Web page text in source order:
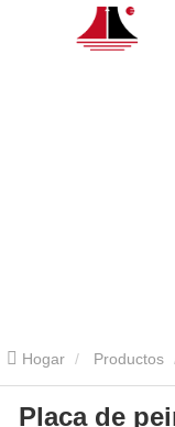
Hogar Productos
Placa de peine
Placa de